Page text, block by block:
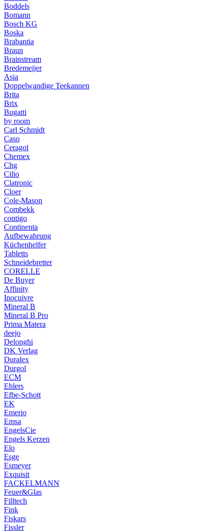
Boddels
Bomann
Bosch KG
Boska
Brabantia
Braun
Brainstream
Bredemeijer
Asia
Doppelwandige Teekannen
Brita
Brix
Bugatti
by room
Carl Schmidt
Caso
Ceragol
Chemex
Chg
Cilio
Clatronic
Cloer
Cole-Mason
Combekk
contigo
Continenta
Aufbewahrung
Küchenhelfer
Tabletts
Schneidebretter
CORELLE
De Buyer
Affinity
Inocuivre
Mineral B
Mineral B Pro
Prima Matera
deejo
Delonghi
DK Verlag
Duralex
Durgol
ECM
Ehlers
Efbe-Schott
EK
Emerio
Emsa
EngelsCie
Engels Kerzen
Elo
Esge
Esmeyer
Exquisit
FACKELMANN
Feuer&Glas
Filltech
Fink
Fiskars
Fissler